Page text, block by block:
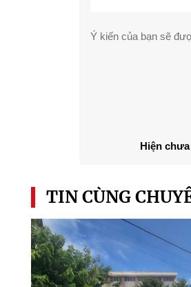
Ý kiến của bạn sẽ
Hiện
TIN CÙNG